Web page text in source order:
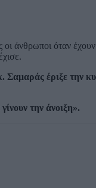
άνθρωποι όταν έχουν
Σαμαράς έριξε την
την άνοιξη».